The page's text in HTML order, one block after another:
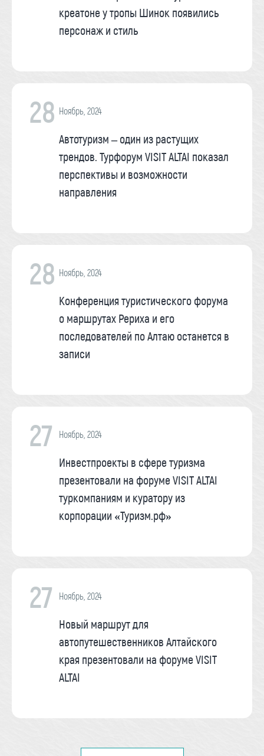
креатоне у тропы Шинок появились
персонаж и стиль
28 Ноябрь, 2024
Автотуризм – один из растущих
трендов. Турфорум VISIT ALTAI показал
перспективы и возможности
направления
28 Ноябрь, 2024
Конференция туристического форума
о маршрутах Рериха и его
последователей по Алтаю останется в
записи
27 Ноябрь, 2024
Инвестпроекты в сфере туризма
презентовали на форуме VISIT ALTAI
туркомпаниям и куратору из
корпорации «Туризм.рф»
27 Ноябрь, 2024
Новый маршрут для
автопутешественников Алтайского
края презентовали на форуме VISIT
ALTAI